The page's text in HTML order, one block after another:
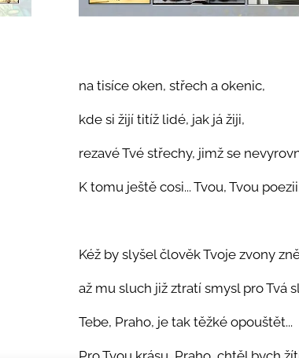
na tisíce oken, střech a okenic,
kde si žijí titíž lidé, jak já žiji,
rezavé Tvé střechy, jimž se
K tomu ještě cosi... Tvou, Tvou
Kéž by slyšel člověk Tvoje zvony
až mu sluch již ztratí smysl pro Tvá
Tebe, Praho, je tak těžké opouštět...